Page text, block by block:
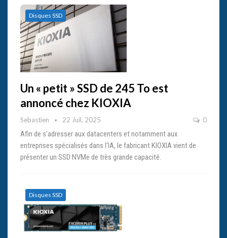
Disques SSD
Un « petit » SSD de 245 To est
annoncé chez KIOXIA
Sebastien 22 Juil, 2025 0
Afin de s'adresser aux datacenters et notamment aux
entreprises spécialisés dans l'IA, le fabricant KIOXIA vient de
présenter un SSD NVMe de très grande capacité.
Disques SSD